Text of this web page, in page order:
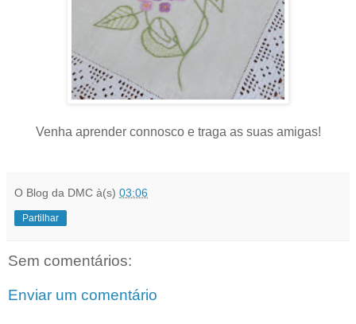
Venha aprender connosco e traga as suas amigas!
O Blog da DMC à(s) 03:06
Partilhar
Sem comentários:
Enviar um comentário